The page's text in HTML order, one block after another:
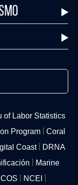
of Labor Statistics
Program
Coral
Coast
DRNA
Marine
NCEI